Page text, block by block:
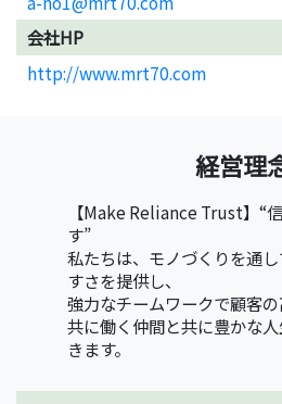
会社HP
http://www.mrt70.com
経営理
【Make Reliance Trust】“
す”
私たちは、モノづくりを通
すさを提供し、
強力なチームワークで顧客の
共に働く仲間と共に豊かな
きます。